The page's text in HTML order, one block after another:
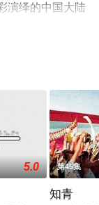
演绎的中国大陆
），手机免费
情网等平台了
5.0 第45集
知青